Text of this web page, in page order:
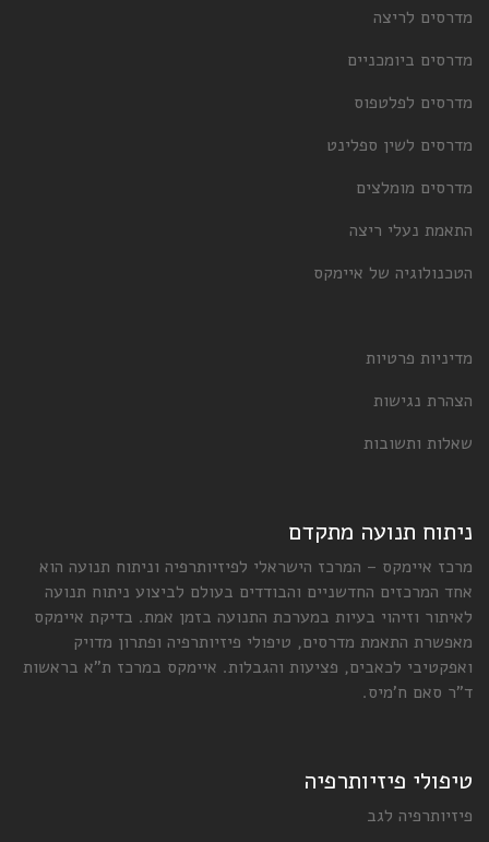
מדרסים לריצה
מדרסים ביומכניים
מדרסים לפלטפוס
מדרסים לשין ספלינט
מדרסים מומלצים
התאמת נעלי ריצה
הטכנולוגיה של איימקס
מדיניות פרטיות
הצהרת נגישות
שאלות ותשובות
ניתוח תנועה מתקדם
מרכז איימקס – המרכז הישראלי לפיזיותרפיה וניתוח תנועה הוא
אחד המרכזים החדשניים והבודדים בעולם לביצוע ניתוח תנועה
לאיתור וזיהוי בעיות במערכת התנועה בזמן אמת. בדיקת איימקס
מאפשרת התאמת מדרסים, טיפולי פיזיותרפיה ופתרון מדויק
ואפקטיבי לכאבים, פציעות והגבלות. איימקס במרכז ת"א בראשות
ד"ר סאם ח'מיס.
טיפולי פיזיותרפיה
פיזיותרפיה לגב